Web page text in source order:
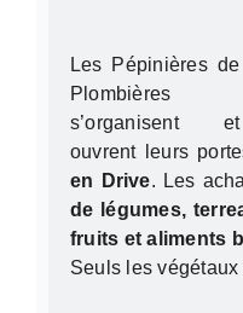
Les Pépinières de
Plombières
s’organisent et
ouvrent leurs
en Drive. Les
de légumes,
fruits et aliments
Seuls les